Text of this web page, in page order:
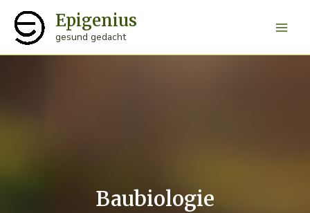
Inhalt
springen
Epigenius
gesund gedacht
Baubiologie